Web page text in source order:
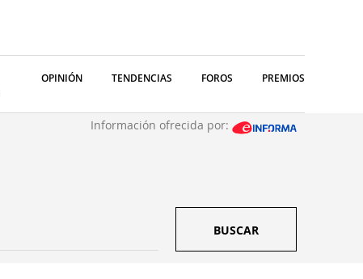
OPINIÓN TENDENCIAS FOROS PREMIOS
Información ofrecida por:
BUSCAR